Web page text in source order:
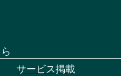
サービス掲載